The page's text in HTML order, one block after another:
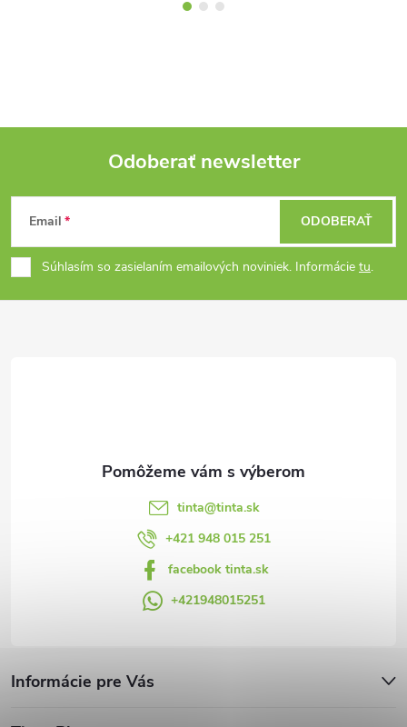
Z
á
p
Odoberať newsletter
Email
Súhlasím so zasielaním emailových noviniek. Informácie tu.
ODOBERAŤ
tinta@tinta.sk
+421 948 015 251
facebook tinta.sk
+421948015251
Informácie pre Vás